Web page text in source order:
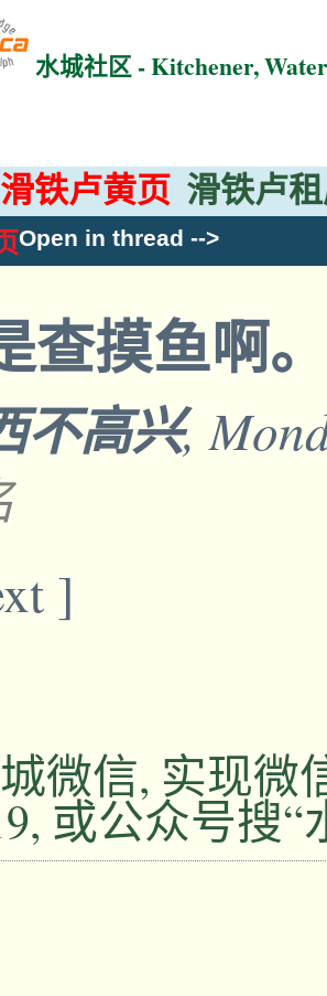
水城社区 - Kitchener,
滑铁卢黄页 滑铁卢
Open in thread -->
查摸鱼啊
不高兴,
]
微信, 实现微
或公众号搜“